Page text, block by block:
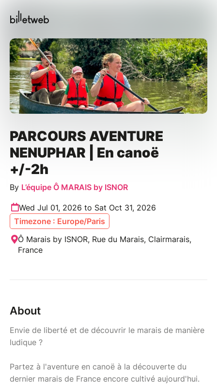
PARCOURS AVENTURE
NENUPHAR | En canoë
+/-2h
By L’équipe Ô MARAIS by ISNOR
Wed Jul 01, 2026 to Sat Oct 31, 2026
Timezone : Europe/Paris
Ô Marais by ISNOR, Rue du Marais, Clairmarais,
France
About
Envie de liberté et de découvrir le marais de manière
ludique ?
Partez à l'aventure en canoë à la découverte du
dernier marais de France encore cultivé aujourd'hui.